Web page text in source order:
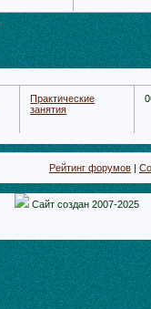
Практические
занятия
Рейтинг форумов |
Сайт создан 2007-2025